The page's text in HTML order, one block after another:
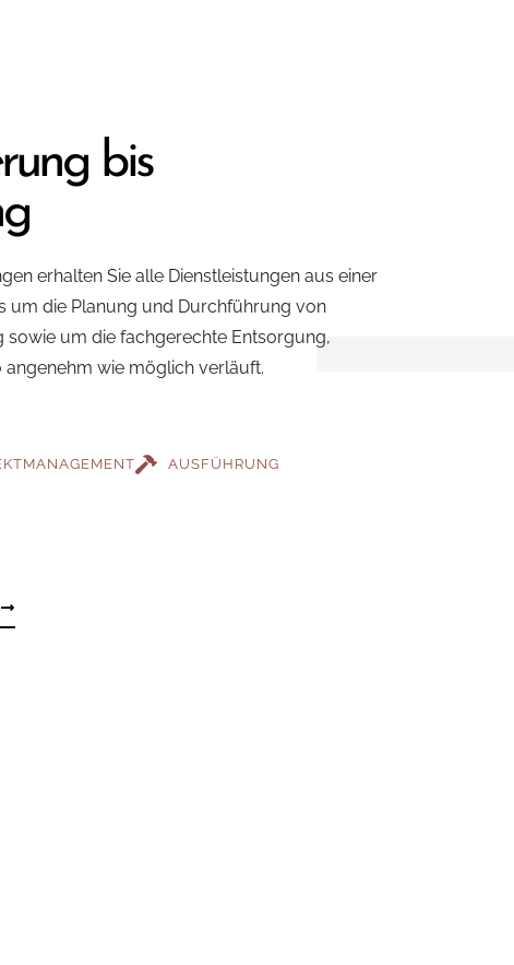
bis
erhalten Sie alle Dienstleistungen aus einer
um die Planung und Durchführung von
sowie um die fachgerechte Entsorgung,
wie möglich verläuft.
AUSFÜHRUNG